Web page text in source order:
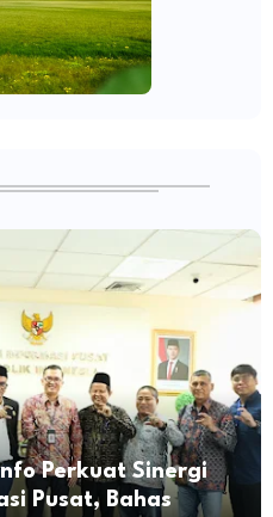
Perkuat Sinergi
Pusat, Bahas